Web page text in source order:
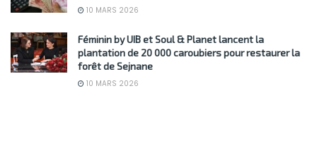
10 MARS 2026
Féminin by UIB et Soul & Planet lancent la
plantation de 20 000 caroubiers pour restaurer la
forêt de Sejnane
10 MARS 2026